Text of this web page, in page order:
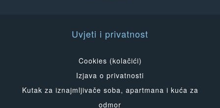
Uvjeti i privatnost
Cookies (kolačići)
Izjava o privatnosti
Kutak za iznajmljivače soba, apartmana i kuća za
odmor